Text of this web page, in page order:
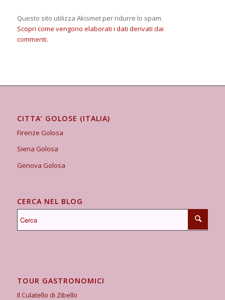
Questo sito utilizza Akismet per ridurre lo spam.
Scopri come vengono elaborati i dati derivati dai
commenti.
CITTA’ GOLOSE (ITALIA)
Firenze Golosa
Siena Golosa
Genova Golosa
CERCA NEL BLOG
TOUR GASTRONOMICI
Il Culatello di Zibello